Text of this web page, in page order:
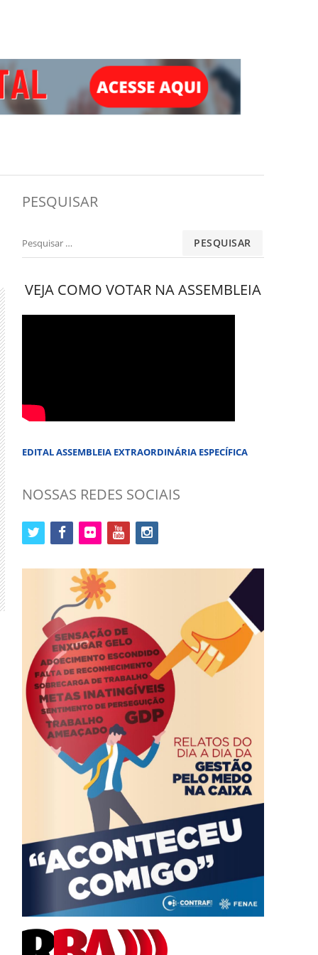
PESQUISAR
Pesquisar
VEJA COMO VOTAR NA ASSEMBLEIA
EDITAL ASSEMBLEIA EXTRAORDINÁRIA ESPECÍFICA
NOSSAS REDES SOCIAIS
twitterfacebook flickr youtube